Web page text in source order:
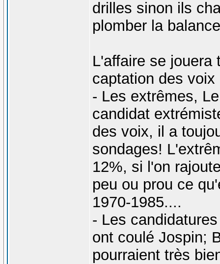
drilles sinon ils
plomber la
L'affaire se jouera
captation des voix
- Les extrêmes,
candidat
des voix, il a
sondages!
12%, si l'on
peu ou prou ce
1970-1985....
- Les
ont coulé Jospin;
pourraient très